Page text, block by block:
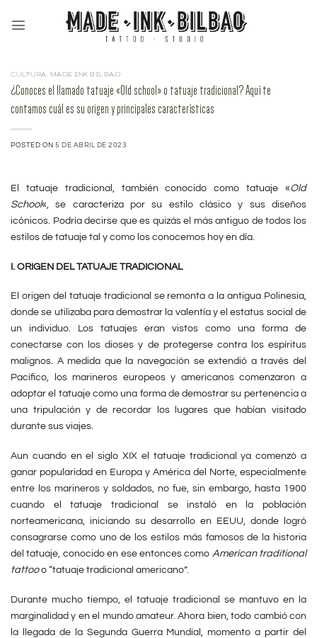
CULTURA, MADE INK BILBAO
¿Conoces el llamado tatuaje «Old school» o tatuaje tradicional? Aquí te
contamos cuál es su origen y principales características
POSTED ON5 DE ABRIL DE 2023
El tatuaje tradicional, también conocido como tatuaje «Old
School«, se caracteriza por su estilo clásico y sus diseños
icónicos. Podría decirse que es quizás el más antiguo de todos los
estilos de tatuaje tal y como los conocemos hoy en día.
I. ORIGEN DEL TATUAJE TRADICIONAL
El origen del tatuaje tradicional se remonta a la antigua Polinesia,
donde se utilizaba para demostrar la valentía y el estatus social de
un individuo. Los tatuajes eran vistos como una forma de
conectarse con los dioses y de protegerse contra los espíritus
malignos. A medida que la navegación se extendió a través del
Pacífico, los marineros europeos y americanos comenzaron a
adoptar el tatuaje como una forma de demostrar su pertenencia a
una tripulación y de recordar los lugares que habían visitado
durante sus viajes.
Aun cuando en el siglo XIX el tatuaje tradicional ya comenzó a
ganar popularidad en Europa y América del Norte, especialmente
entre los marineros y soldados, no fue, sin embargo, hasta 1900
cuando el tatuaje tradicional se instaló en la población
norteamericana, iniciando su desarrollo en EEUU, donde logró
consagrarse como uno de los estilos más famosos de la historia
del tatuaje, conocido en ese entonces como American traditional
tattooo “tatuaje tradicional americano”.
Durante mucho tiempo, el tatuaje tradicional se mantuvo en la
marginalidad y en el mundo amateur. Ahora bien, todo cambió con
la llegada de la Segunda Guerra Mundial, momento a partir del